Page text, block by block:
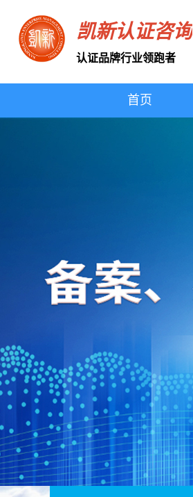
凯新认证咨询
认证品牌行业领跑者
首页